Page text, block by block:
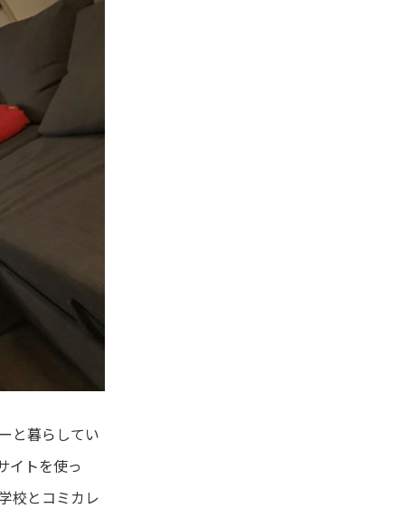
と暮らしてい
イトを使っ
校とコミカレ